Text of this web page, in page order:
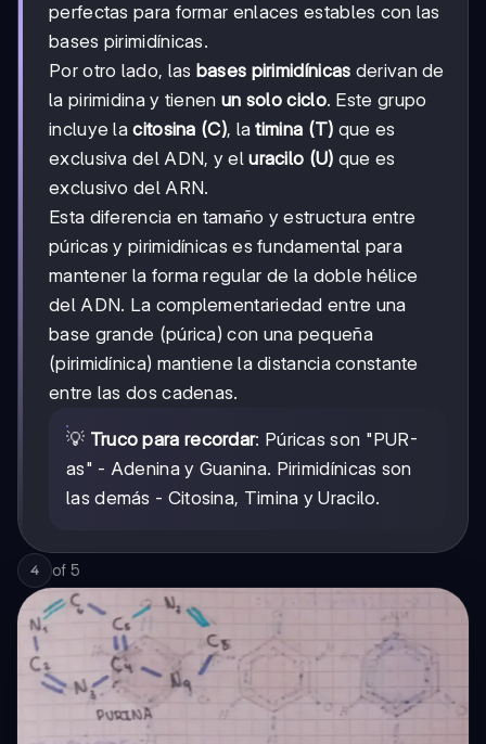
perfectas para formar enlaces estables con las
bases pirimidínicas.
Por otro lado, las bases pirimidínicas derivan de
la pirimidina y tienen un solo ciclo. Este grupo
incluye lacitosina (C), latimina (T) que es
exclusiva del ADN, y eluracilo (U) que es
exclusivo del ARN.
Esta diferencia en tamaño y estructura entre
púricas y pirimidínicas es fundamental para
mantener la forma regular de la doble hélice
del ADN. La complementariedad entre una
base grande (púrica) con una pequeña
(pirimidínica) mantiene la distancia constante
entre las dos cadenas.
💡 Truco para recordar: Púricas son "PUR-
as" - Adenina y Guanina. Pirimidínicas son
las demás - Citosina, Timina y Uracilo.
4 of 5